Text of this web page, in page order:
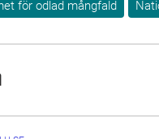
för odlad mångfald